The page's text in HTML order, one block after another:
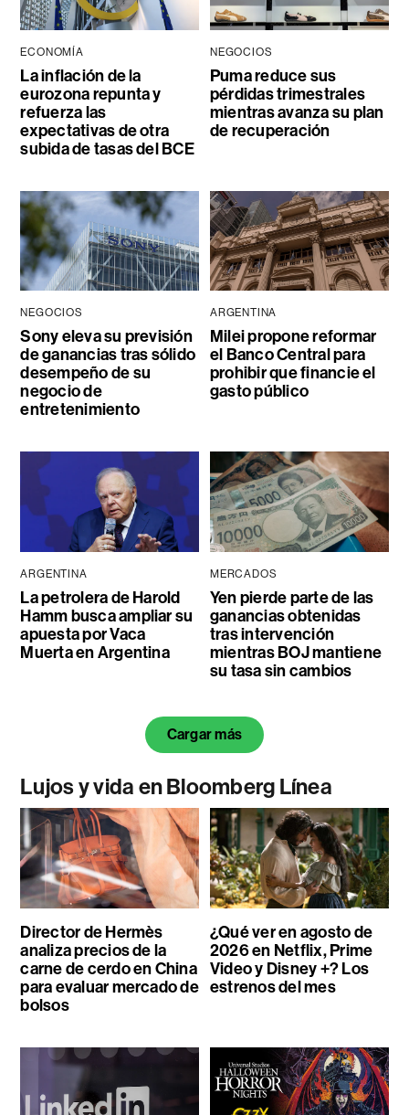
ECONOMÍA
La inflación de la
eurozona repunta y
refuerza las
expectativas de otra
subida de tasas del BCE
NEGOCIOS
Puma reduce sus
pérdidas trimestrales
mientras avanza su plan
de recuperación
NEGOCIOS
Sony eleva su previsión
de ganancias tras sólido
desempeño de su
negocio de
entretenimiento
ARGENTINA
Milei propone reformar
el Banco Central para
prohibir que financie el
gasto público
ARGENTINA
La petrolera de Harold
Hamm busca ampliar su
apuesta por Vaca
Muerta en Argentina
MERCADOS
Yen pierde parte de las
ganancias obtenidas
tras intervención
mientras BOJ mantiene
su tasa sin cambios
Cargar más
Lujos y vida en Bloomberg Línea
Director de Hermès
analiza precios de la
carne de cerdo en China
para evaluar mercado de
bolsos
¿Qué ver en agosto de
2026 en Netflix, Prime
Video y Disney +? Los
estrenos del mes